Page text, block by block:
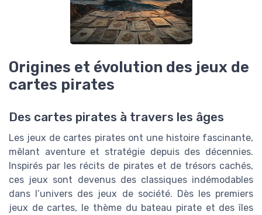
Origines et évolution des jeux de
cartes pirates
Des cartes pirates à travers les âges
Les jeux de cartes pirates ont une histoire fascinante,
mêlant aventure et stratégie depuis des décennies.
Inspirés par les récits de pirates et de trésors cachés,
ces jeux sont devenus des classiques indémodables
dans l’univers des jeux de société. Dès les premiers
jeux de cartes, le thème du bateau pirate et des îles